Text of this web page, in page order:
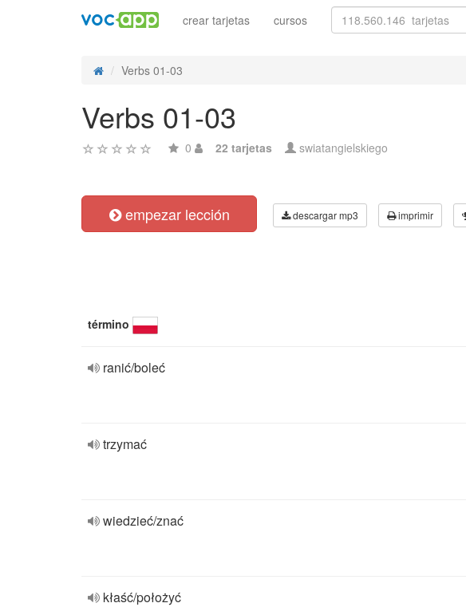
crear tarjetas cursos
Verbs 01-03
Verbs 01-03
0 22 tarjetas swiatangielskiego
empezar lección descargar mp3 imprimir
término
ranić/boleć
trzymać
wiedzieć/znać
kłaść/położyć